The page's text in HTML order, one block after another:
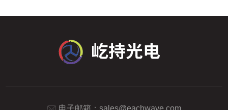
电子邮箱： sales@eachwave.com